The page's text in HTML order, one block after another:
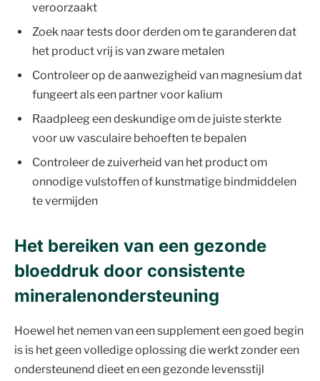
veroorzaakt
Zoek naar tests door derden om te garanderen dat
het product vrij is van zware metalen
Controleer op de aanwezigheid van magnesium dat
fungeert als een partner voor kalium
Raadpleeg een deskundige om de juiste sterkte
voor uw vasculaire behoeften te bepalen
Controleer de zuiverheid van het product om
onnodige vulstoffen of kunstmatige bindmiddelen
te vermijden
Het bereiken van een gezonde
bloeddruk door consistente
mineralenondersteuning
Hoewel het nemen van een supplement een goed begin
is is het geen volledige oplossing die werkt zonder een
ondersteunend dieet en een gezonde levensstijl